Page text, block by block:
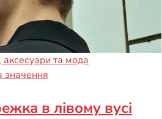
аксесуари та мода
значення
в лівому вусі